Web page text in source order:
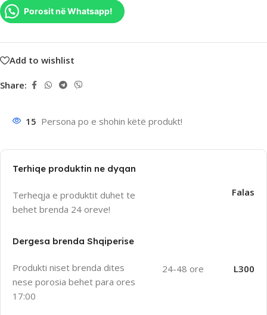
Porosit në Whatsapp!
Add to wishlist
Share:
15 Persona po e shohin këtë produkt!
Terhiqe produktin ne dyqan
Terheqja e produktit duhet te
behet brenda 24 oreve!
Falas
Dergesa brenda Shqiperise
Produkti niset brenda dites
nese porosia behet para ores
17:00
24-48 ore L300